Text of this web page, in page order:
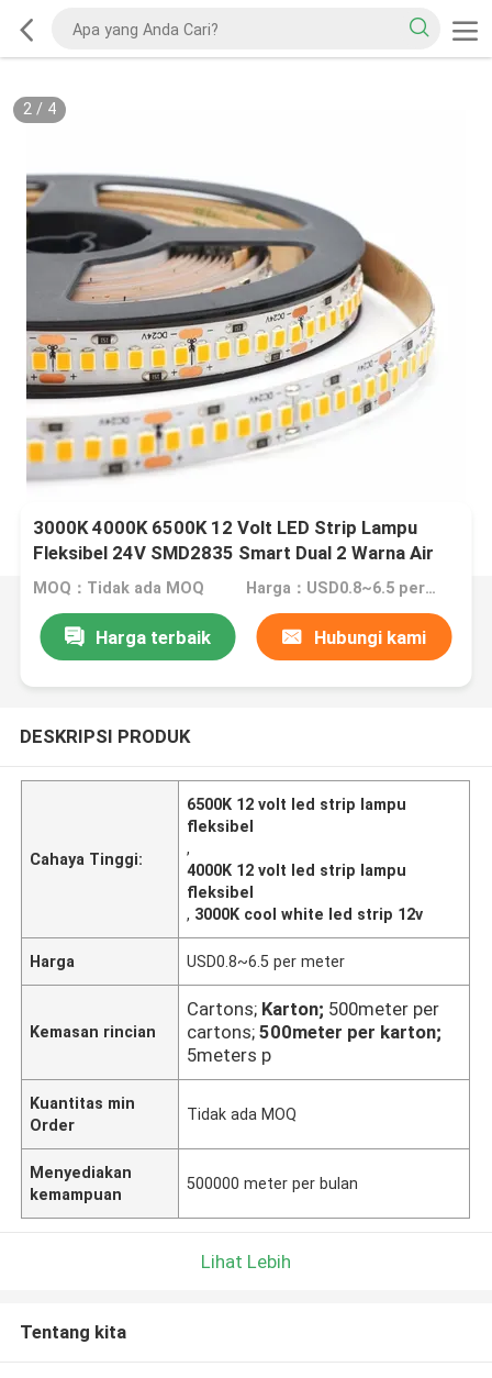
2/ 4
3000K 4000K 6500K 12 Volt LED Strip Lampu
Fleksibel 24V SMD2835 Smart Dual 2 Warna Air
Berjalan
MOQ：Tidak ada MOQ Harga：USD0.8~6.5 per meter
Harga terbaik Hubungi kami
DESKRIPSI PRODUK
Cahaya Tinggi:
6500K 12 volt led strip lampu
fleksibel
,
4000K 12 volt led strip lampu
fleksibel
, 3000K cool white led strip 12v
Harga USD0.8~6.5 per meter
Kemasan rincian
Cartons; Karton; 500meter per
cartons; 500meter per karton;
5meters p
Kuantitas min
Order
Tidak ada MOQ
Menyediakan
kemampuan
500000 meter per bulan
Lihat Lebih
Tentang kita